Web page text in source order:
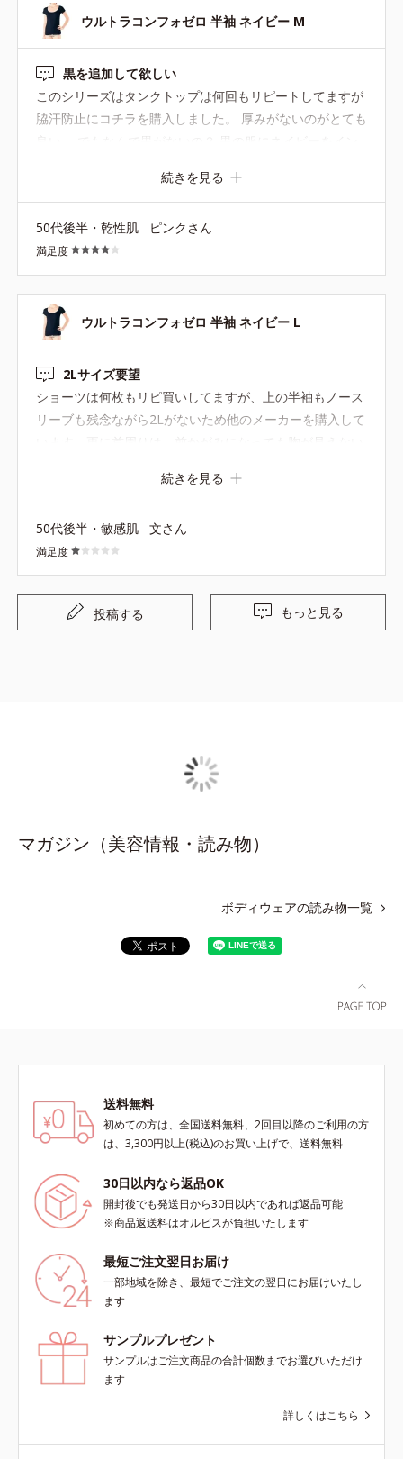
ウルトラコンフォゼロ 半袖 ネイビー M
黒を追加して欲しい
このシリーズはタンクトップは何回もリピートしてますが
脇汗防止にコチラを購入しました。 厚みがないのがとても
続きを見る
50代後半・乾性肌 ピンクさん
満足度
ウルトラコンフォゼロ 半袖 ネイビー L
2Lサイズ要望
ショーツは何枚もリピ買いしてますが、上の半袖もノース
リーブも残念ながら2Lがないため他のメーカーを購入して
います。更に首周りは、前かがみになっても胸が見えない
続きを見る
50代後半・敏感肌 文さん
満足度
投稿する もっと見る
マガジン（美容情報・読み物）
ボディウェアの読み物一覧
送料無料
初めての方は、全国送料無料、2回目以降のご利用の方
は、3,300円以上(税込)のお買い上げで、送料無料
30日以内なら返品OK
開封後でも発送日から30日以内であれば返品可能
※商品返送料はオルビスが負担いたします
最短ご注文翌日お届け
一部地域を除き、最短でご注文の翌日にお届けいたし
ます
サンプルプレゼント
サンプルはご注文商品の合計個数までお選びいただけ
ます
詳しくはこちら